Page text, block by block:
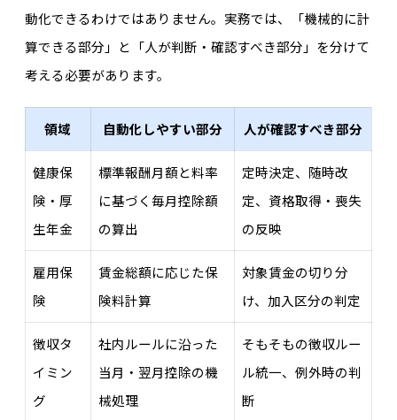
動化できるわけではありません。実務では、「機械的に計
算できる部分」と「人が判断・確認すべき部分」を分けて
考える必要があります。
領域 自動化しやすい部分 人が確認すべき部分
健康保
険・厚
生年金
標準報酬月額と料率
に基づく毎月控除額
の算出
定時決定、随時改
定、資格取得・喪失
の反映
雇用保
険
賃金総額に応じた保
険料計算
対象賃金の切り分
け、加入区分の判定
徴収タ
イミン
グ
社内ルールに沿った
当月・翌月控除の機
械処理
そもそもの徴収ルー
ル統一、例外時の判
断